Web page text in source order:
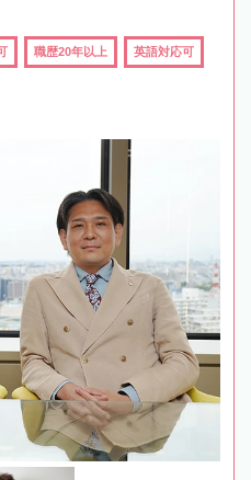
職歴20年以上 英語対応可